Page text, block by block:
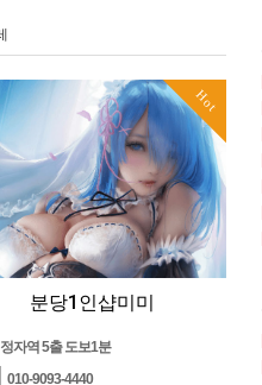
Hot
분당1인샵미미
정자역 5출 도보1분
010-9093-4440